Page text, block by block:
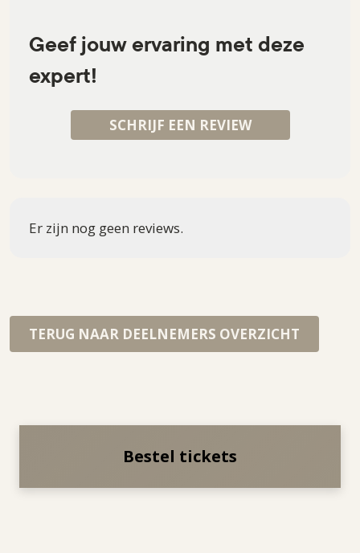
Er zijn nog geen reviews.
Geef jouw ervaring met deze
expert!
SCHRIJF EEN REVIEW
TERUG NAAR DEELNEMERS OVERZICHT
Bestel tickets